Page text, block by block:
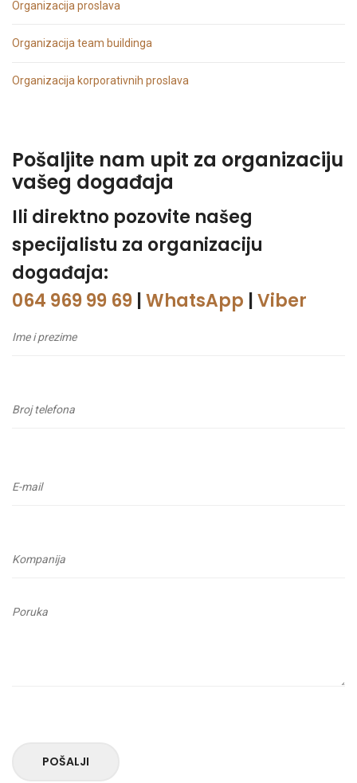
Organizacija proslava
Organizacija team buildinga
Organizacija korporativnih proslava
Pošaljite nam upit za organizaciju
vašeg događaja
Ili direktno pozovite našeg
specijalistu za organizaciju
događaja:
064 969 99 69 WhatsApp Viber
POŠALJI